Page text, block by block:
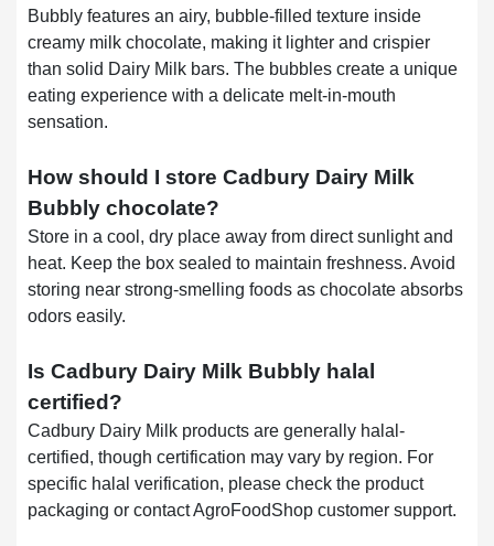
Bubbly features an airy, bubble-filled texture inside
creamy milk chocolate, making it lighter and crispier
than solid Dairy Milk bars. The bubbles create a unique
eating experience with a delicate melt-in-mouth
sensation.
How should I store Cadbury Dairy Milk
Bubbly chocolate?
Store in a cool, dry place away from direct sunlight and
heat. Keep the box sealed to maintain freshness. Avoid
storing near strong-smelling foods as chocolate absorbs
odors easily.
Is Cadbury Dairy Milk Bubbly halal
certified?
Cadbury Dairy Milk products are generally halal-
certified, though certification may vary by region. For
specific halal verification, please check the product
packaging or contact AgroFoodShop customer support.